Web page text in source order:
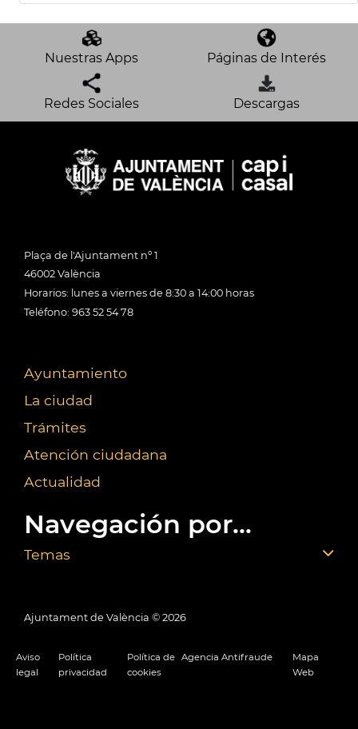
Nuestras Apps Páginas de Interés
Redes Sociales Descargas
Plaça de l'Ajuntament nº 1
46002 València
Horarios: lunes a viernes de 8:30 a 14:00 horas
Teléfono: 963 52 54 78
Ayuntamiento
La ciudad
Trámites
Atención ciudadana
Actualidad
Navegación por...
Temas
Ajuntament de València © 2026
Aviso
legal
Política
privacidad
Política de
cookies
Agencia Antifraude
Mapa
Web